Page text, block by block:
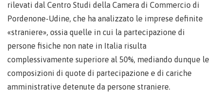
rilevati dal Centro Studi della Camera di Commercio di
Pordenone-Udine, che ha analizzato le imprese definite
«straniere», ossia quelle in cui la partecipazione di
persone fisiche non nate in Italia risulta
complessivamente superiore al 50%, mediando dunque le
composizioni di quote di partecipazione e di cariche
amministrative detenute da persone straniere.